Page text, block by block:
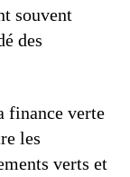
souvent
des
finance verte
les
verts et